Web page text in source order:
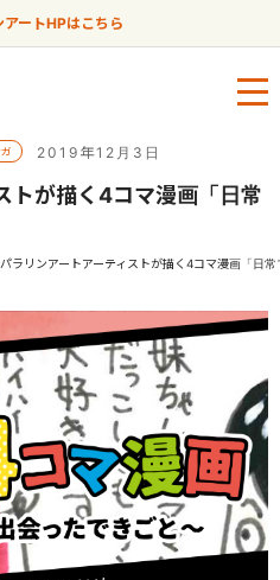
ートHPはこちら
2019年12月3日
トが描く4コマ漫画「日常
パラリンアートアーティストが描く4コマ漫画「日